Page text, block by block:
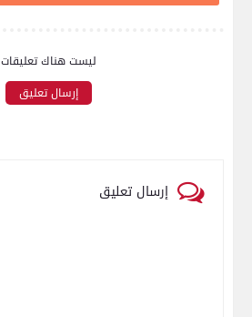
ليست هناك تعليقات
إرسال تعليق
إرسال تعليق